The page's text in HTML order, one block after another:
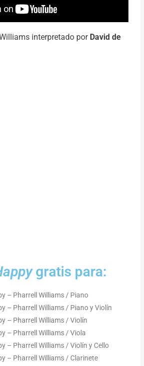
interpretado por David de
gratis para:
– Pharrell Williams / Piano
– Pharrell Williams / Piano y Violín
– Pharrell Williams / Violín
– Pharrell Williams / Viola
– Pharrell Williams / Violín y Cello
– Pharrell Williams / Clarinete